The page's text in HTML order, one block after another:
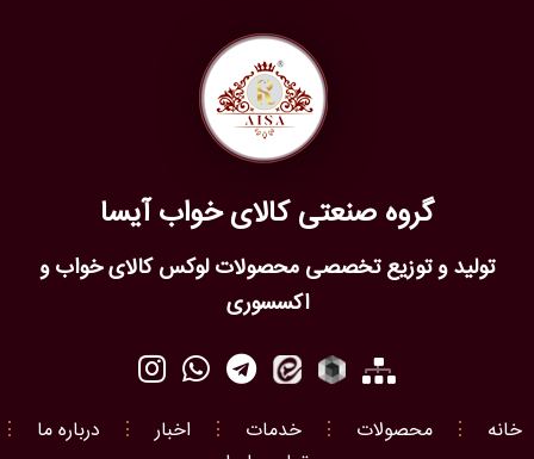
گروه صنعتی کالای خواب آیسا
تولید و توزیع تخصصی محصولات لوکس کالای خواب و
اکسسوری
خانه ⋮ محصولات ⋮ خدمات ⋮ اخبار ⋮ درباره ما
⋮